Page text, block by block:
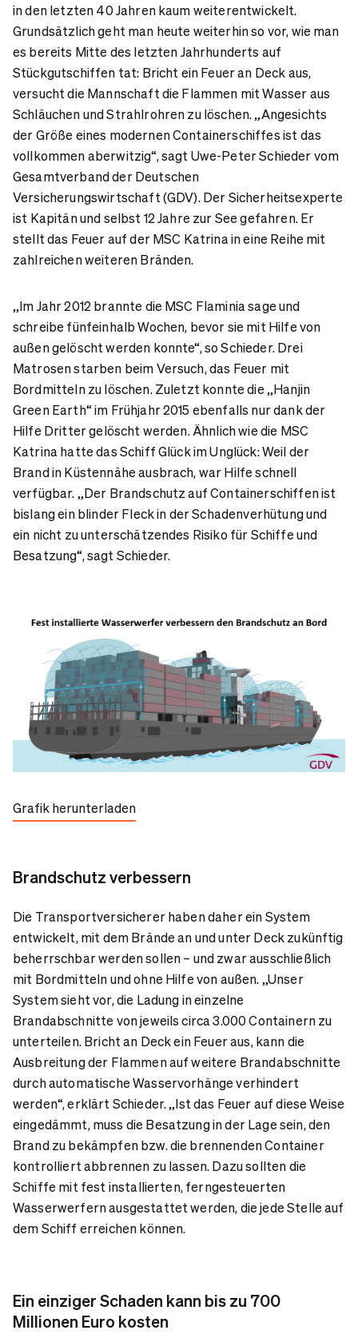
in den letzten 40 Jahren kaum weiterentwickelt.
Grundsätzlich geht man heute weiterhin so vor, wie man
es bereits Mitte des letzten Jahrhunderts auf
Stückgutschiffen tat: Bricht ein Feuer an Deck aus,
versucht die Mannschaft die Flammen mit Wasser aus
Schläuchen und Strahlrohren zu löschen. „Angesichts
der Größe eines modernen Containerschiffes ist das
vollkommen aberwitzig“, sagt Uwe-Peter Schieder vom
Gesamtverband der Deutschen
Versicherungswirtschaft (GDV). Der Sicherheitsexperte
ist Kapitän und selbst 12 Jahre zur See gefahren. Er
stellt das Feuer auf der MSC Katrina in eine Reihe mit
zahlreichen weiteren Bränden.
„Im Jahr 2012 brannte die MSC Flaminia sage und
schreibe fünfeinhalb Wochen, bevor sie mit Hilfe von
außen gelöscht werden konnte“, so Schieder. Drei
Matrosen starben beim Versuch, das Feuer mit
Bordmitteln zu löschen. Zuletzt konnte die „Hanjin
Green Earth“ im Frühjahr 2015 ebenfalls nur dank der
Hilfe Dritter gelöscht werden. Ähnlich wie die MSC
Katrina hatte das Schiff Glück im Unglück: Weil der
Brand in Küstennähe ausbrach, war Hilfe schnell
verfügbar. „Der Brandschutz auf Containerschiffen ist
bislang ein blinder Fleck in der Schadenverhütung und
ein nicht zu unterschätzendes Risiko für Schiffe und
Besatzung“, sagt Schieder.
Grafik herunterladen
Brandschutz verbessern
Die Transportversicherer haben daher ein System
entwickelt, mit dem Brände an und unter Deck zukünftig
beherrschbar werden sollen – und zwar ausschließlich
mit Bordmitteln und ohne Hilfe von außen. „Unser
System sieht vor, die Ladung in einzelne
Brandabschnitte von jeweils circa 3.000 Containern zu
unterteilen. Bricht an Deck ein Feuer aus, kann die
Ausbreitung der Flammen auf weitere Brandabschnitte
durch automatische Wasservorhänge verhindert
werden“, erklärt Schieder. „Ist das Feuer auf diese Weise
eingedämmt, muss die Besatzung in der Lage sein, den
Brand zu bekämpfen bzw. die brennenden Container
kontrolliert abbrennen zu lassen. Dazu sollten die
Schiffe mit fest installierten, ferngesteuerten
Wasserwerfern ausgestattet werden, die jede Stelle auf
dem Schiff erreichen können.
Ein einziger Schaden kann bis zu 700
Millionen Euro kosten